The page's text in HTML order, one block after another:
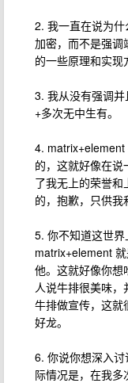
2. 我一直在说为
加密，而不是强调
的一些原理和实现
3. 我从没有强调
+多次无中生有。
4.
的，这就好像在
了我无上的荣誉
的，抱歉，只供我
5. 你不知道这世
matrix+element
他。这就好像你想
人说牛排很美味
牛排做宣传，这就
好龙。
6. 你说你想深入
际情况是，在我多